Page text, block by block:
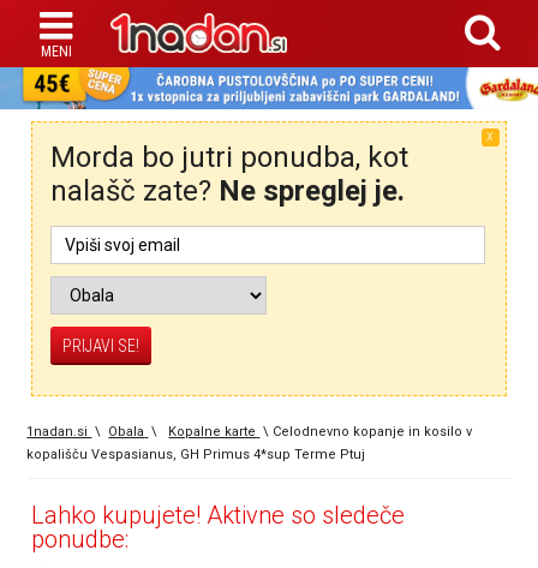
X
Morda bo jutri ponudba, kot
nalašč zate? Ne spreglej je.
1nadan.si \ Obala \ Kopalne karte \ Celodnevno kopanje in kosilo v
kopališču Vespasianus, GH Primus 4*sup Terme Ptuj
Lahko kupujete! Aktivne so sledeče
ponudbe: